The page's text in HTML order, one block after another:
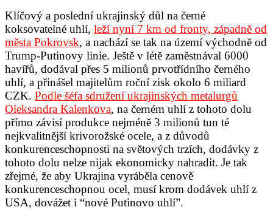
Klíčový a poslední ukrajinský důl na černé
koksovatelné uhlí, leží nyní 7 km od fronty, západně od
města Pokrovsk, a nachází se tak na území východně od
Trump-Putinovy linie. Ještě v létě zaměstnával 6000
havířů, dodával přes 5 milionů prvotřídního černého
uhlí, a přinášel majitelům roční zisk okolo 6 miliard
CZK. Podle šéfa sdružení ukrajinských metalurgů
Oleksandra Kalenkova, na černém uhlí z tohoto dolu
přímo závisí produkce nejméně 3 milionů tun té
nejkvalitnější krivorožské ocele, a z důvodů
konkurenceschopnosti na světových trzích, dodávky z
tohoto dolu nelze nijak ekonomicky nahradit. Je tak
zřejmé, že aby Ukrajina vyráběla cenově
konkurenceschopnou ocel, musí krom dodávek uhlí z
USA, dovážet i “nové Putinovo uhlí”.